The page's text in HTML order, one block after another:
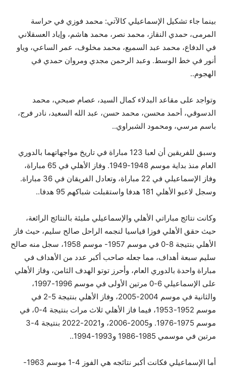
بينما جاء تشكيل الإسماعيلي كالآتي: محمد فوزي في حراسة
المرمى، حمدي النقاز، محمد نصر، محمد هاشم، وإياد العسقلاني
في الدفاع، محمد عبد السميع، محمد مخلوف، عمر الساعي، وياو
أنور في خط الوسط. وعبد الرحمن مجدي ومروان حمدي في
الهجوم..
وتواجد على مقاعد البدلاء كمال السيد، عصام صبحي، محمد
الدسوقي، أحمد محسن، محمد حسن، عبد الله السعيد، نادر فرج،
باسم مرسي، ومحمود الشبراوي..
وسبق للفريقين أن لعبا 123 مباراة في تاريخ مواجهاتهما بالدوري
العام منذ بداية موسم 1948-1949. وفاز الأهلي في 65 مباراة،
وفاز الإسماعيلي في 22 مباراة، وتعادل الفريقان في 36 مباراة.
وسجل لاعبو الأهلي 181 هدفا واستقبلت شباكهم 95 هدفا.
.
وكانت نتائج مباراتي الأهلي والإسماعيلي مليئة بالنتائج الرائعة،
حيث حقق الأهلي فوزا قياسيا لنجمه الراحل صالح سليم، حيث فاز
الأهلي بنتيجة 8-0 في موسم 1957- موسم 1958، سجل منه صالح
سليم سبعة أهداف، مما جعله صاحب أكبر عدد من الأهداف في
مباراة واحدة بالدوري العام، وأحرز توتو الهدف الثامن، وفاز الأهلي
على الإسماعيلي 6-0 مرتين الأولى في موسم 1996-1997،
والثانية في موسم 2004-2005، وفاز الأهلي بنتيجة 5-2 في
موسم 1952-1953، فيما فاز الأهلي ثلاث مرات بنتيجة 4-0، في
موسم 1975-1976. و2005-2006، و2021-2022 بنتيجة 4-3
مرتين في موسمي 1985-1986 و1993-1994.
.
أما الإسماعيلي فكانت أكبر نتائجه هي الفوز 4-1 موسم 1963-